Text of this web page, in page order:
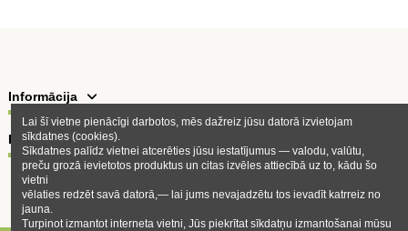
Informācija
Kontakti
Lai šī vietne pienācīgi darbotos, mēs dažreiz jūsu datorā izvietojam
sīkdatnes (cookies).
Sīkdatnes palīdz vietnei atcerēties jūsu iestatījumus — valodu, valūtu,
preču grozā ievietotos produktus un citas izvēles attiecībā uz to, kādu šo
vietni
vēlaties redzēt savā datorā,— lai jums nevajadzētu tos ievadīt katrreiz no
jauna.
Turpinot izmantot interneta vietni, Jūs piekrītat sīkdatņu izmantošanai mūsu